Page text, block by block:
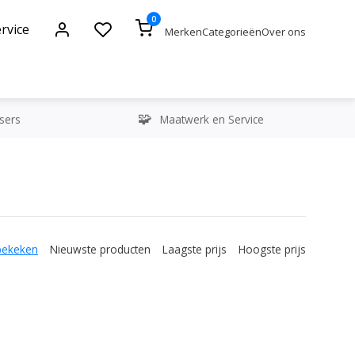
0
MerkenCategorieënOver ons
Maatwerk en Service
Nieuwste producten Laagste prijs Hoogste prijs